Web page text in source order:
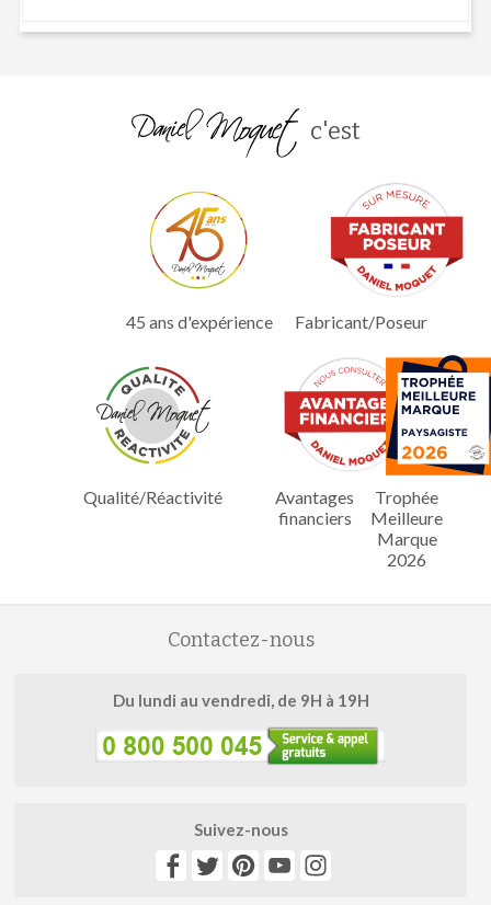
c'est
45 ans d'expérience Fabricant/Poseur
Qualité/Réactivité
Avantages
financiers
Trophée
Meilleure
Marque
2026
Contactez-nous
Du lundi au vendredi, de 9H à 19H
Suivez-nous